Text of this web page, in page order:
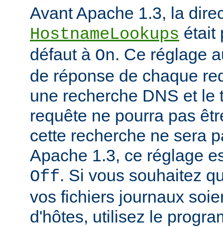
Avant Apache 1.3, la
HostnameLookups était
défaut à On. Ce réglage
de réponse de chaque
une recherche DNS et le
requête ne pourra pas
cette recherche ne sera
Apache 1.3, ce réglage
Off. Si vous souhaitez
vos fichiers journaux
d'hôtes, utilisez le